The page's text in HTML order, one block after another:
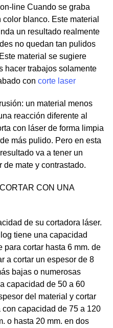
line Cuando se graba
blanco. Este material
un resultado realmente
no quedan tan pulidos
material se sugiere
hacer trabajos solamente
con corte laser
un material menos
reacción diferente al
con láser de forma limpia
más pulido. Pero en esta
va a tener un
de mate y contrastado.
CON UNA
de su cortadora láser.
tiene una capacidad
para cortar hasta 6 mm. de
a cortar un espesor de 8
bajas o numerosas
capacidad de 50 a 60
del material y cortar
con capacidad de 75 a 120
o hasta 20 mm. en dos